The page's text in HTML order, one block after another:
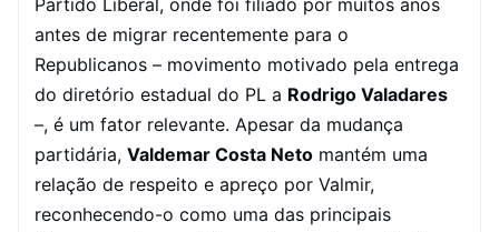
Partido Liberal, onde foi filiado por muitos anos
antes de migrar recentemente para o
Republicanos – movimento motivado pela entrega
do diretório estadual do PL a Rodrigo Valadares
–, é um fator relevante. Apesar da mudança
partidária, Valdemar Costa Neto mantém uma
relação de respeito e apreço por Valmir,
reconhecendo-o como uma das principais